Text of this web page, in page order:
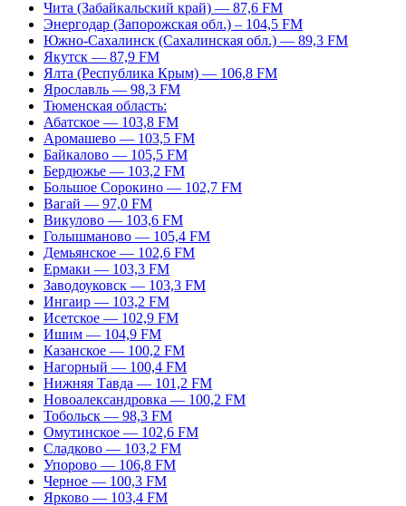
Чита (Забайкальский край) — 87,6 FM
Энергодар (Запорожская обл.) – 104,5 FM
Южно-Сахалинск (Сахалинская обл.) — 89,3 FM
Якутск — 87,9 FM
Ялта (Республика Крым) — 106,8 FM
Ярославль — 98,3 FM
Тюменская область:
Абатское — 103,8 FM
Аромашево — 103,5 FM
Байкалово — 105,5 FM
Бердюжье — 103,2 FM
Большое Сорокино — 102,7 FM
Вагай — 97,0 FM
Викулово — 103,6 FM
Голышманово — 105,4 FM
Демьянское — 102,6 FM
Ермаки — 103,3 FM
Заводоуковск — 103,3 FM
Ингаир — 103,2 FM
Исетское — 102,9 FM
Ишим — 104,9 FM
Казанское — 100,2 FM
Нагорный — 100,4 FM
Нижняя Тавда — 101,2 FM
Новоалександровка — 100,2 FM
Тобольск — 98,3 FM
Омутинское — 102,6 FM
Сладково — 103,2 FM
Упорово — 106,8 FM
Черное — 100,3 FM
Ярково — 103,4 FM